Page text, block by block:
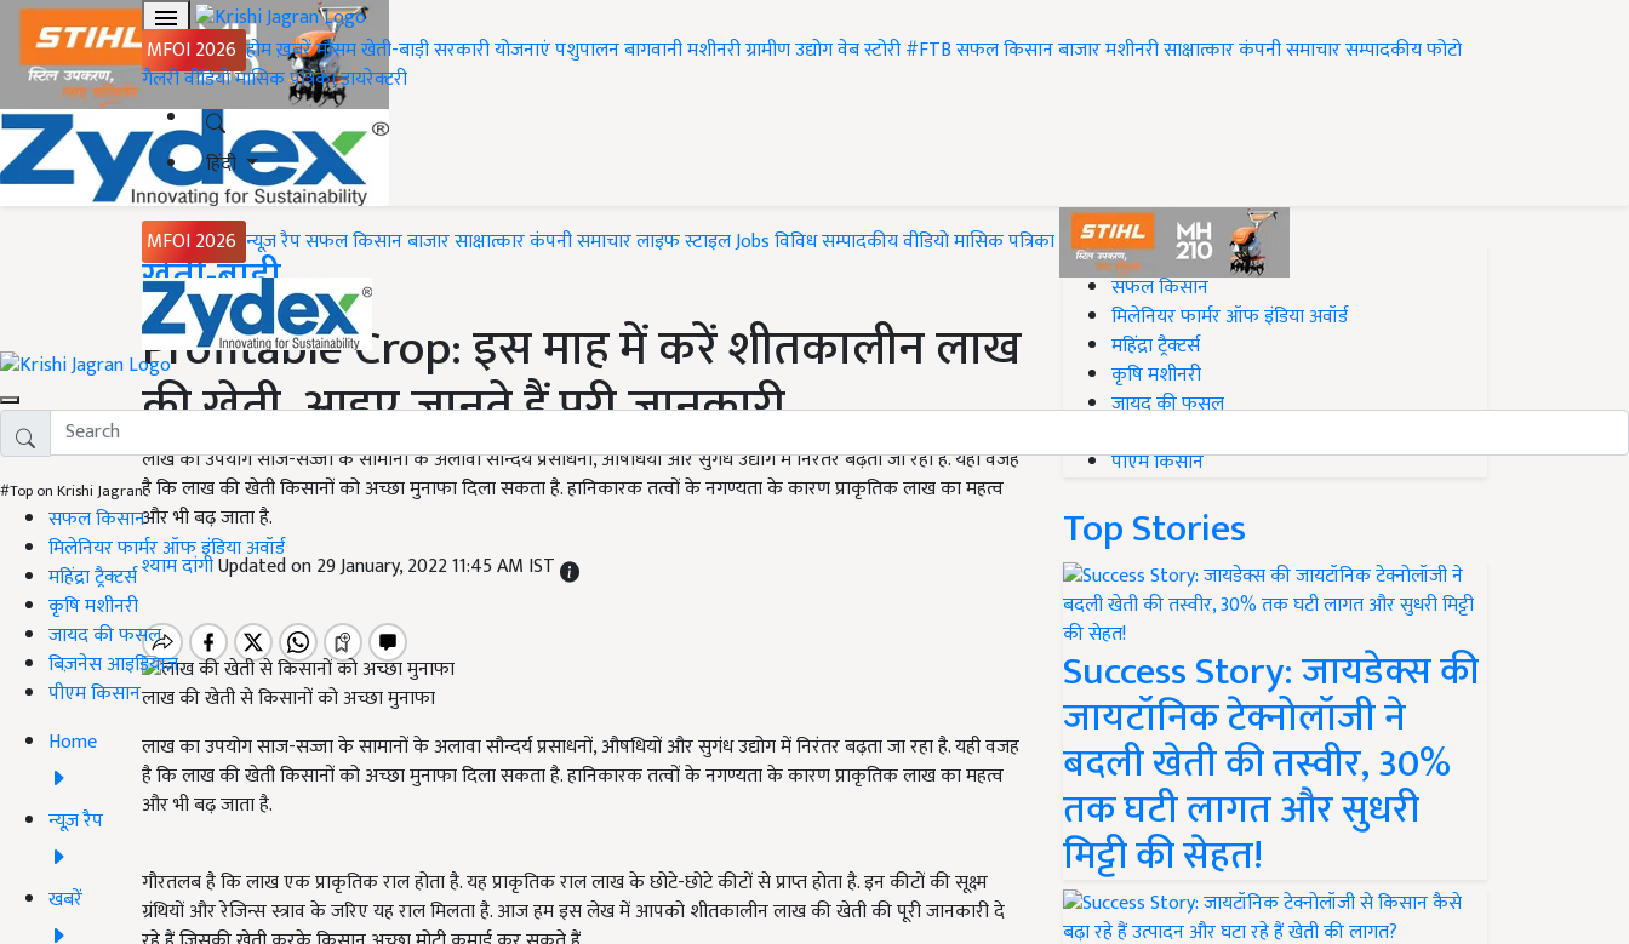
MFOI 2026 होमख़बरेंमौसमखेती-बाड़ीसरकारी योजनाएंपशुपालनबागवानीमशीनरीग्रामीण उद्योगवेब स्टोरी#FTBसफल किसानबाजारमशीनरीसाक्षात्कारकंपनी समाचारसम्पादकीयफोटो
गैलरीवीडियोमासिक पत्रिकाडायरेक्टरी
हिंदी
MFOI 2026 न्यूज़ रैपसफल किसानबाजारसाक्षात्कारकंपनी समाचारलाइफ स्टाइलJobsविविधसम्पादकीयवीडियोमासिक पत्रिका
#Top on Krishi Jagran
सफल किसान
मिलेनियर फार्मर ऑफ इंडिया अवॉर्ड
महिंद्रा ट्रैक्टर्स
कृषि मशीनरी
जायद की फसल
बिज़नेस आइडियाज
पीएम किसान
Home
न्यूज़ रैप
खबरें
Home
खेती-बाड़ी
Profitable Crop: इस माह में करें शीतकालीन लाख
की खेती, आइए जानते हैं पूरी जानकारी
लाख का उपयोग साज-सज्जा के सामानों के अलावा सौन्दर्य प्रसाधनों, औषधियों और सुगंध उद्योग में निरंतर बढ़ता जा रहा है. यही वजह
है कि लाख की खेती किसानों को अच्छा मुनाफा दिला सकता है. हानिकारक तत्वों के नगण्यता के कारण प्राकृतिक लाख का महत्व
और भी बढ़ जाता है.
श्याम दांगीUpdated on 29 January, 2022 11:45 AM IST
लाख की खेती से किसानों को अच्छा मुनाफा
लाख का उपयोग साज-सज्जा के सामानों के अलावा सौन्दर्य प्रसाधनों, औषधियों और सुगंध उद्योग में निरंतर बढ़ता जा रहा है. यही वजह
है कि लाख की खेती किसानों को अच्छा मुनाफा दिला सकता है. हानिकारक तत्वों के नगण्यता के कारण प्राकृतिक लाख का महत्व
और भी बढ़ जाता है.
गौरतलब है कि लाख एक प्राकृतिक राल होता है. यह प्राकृतिक राल लाख के छोटे-छोटे कीटों से प्राप्त होता है. इन कीटों की सूक्ष्म
ग्रंथियों और रेजिन्स स्त्राव के जरिए यह राल मिलता है. आज हम इस लेख में आपको शीतकालीन लाख की खेती की पूरी जानकारी दे
#Top on Krishi Jagran
सफल किसान
मिलेनियर फार्मर ऑफ इंडिया अवॉर्ड
महिंद्रा ट्रैक्टर्स
कृषि मशीनरी
जायद की फसल
पीएम किसान
Top Stories
Success Story: जायडेक्स की
जायटॉनिक टेक्नोलॉजी ने
बदली खेती की तस्वीर, 30%
तक घटी लागत और सुधरी
मिट्टी की सेहत!